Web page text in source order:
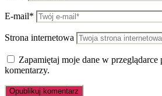
E-mail*
Strona internetowa
Zapamiętaj moje dane w
komentarzy.